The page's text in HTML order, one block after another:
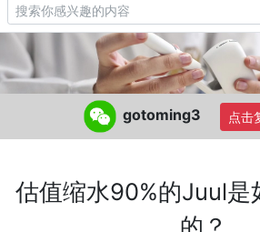
估值缩水90%的Juul是
的？
gotoming3 点击